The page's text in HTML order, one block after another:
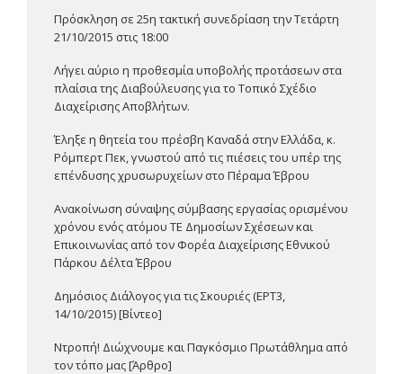
Πρόσκληση σε 25η τακτική συνεδρίαση την Τετάρτη
21/10/2015 στις 18:00
Λήγει αύριο η προθεσμία υποβολής προτάσεων στα
πλαίσια της Διαβούλευσης για το Τοπικό Σχέδιο
Διαχείρισης Αποβλήτων.
Έληξε η θητεία του πρέσβη Καναδά στην Ελλάδα, κ.
Ρόμπερτ Πεκ, γνωστού από τις πιέσεις του υπέρ της
επένδυσης χρυσωρυχείων στο Πέραμα Έβρου
Ανακοίνωση σύναψης σύμβασης εργασίας ορισμένου
χρόνου ενός ατόμου ΤΕ Δημοσίων Σχέσεων και
Επικοινωνίας από τον Φορέα Διαχείρισης Εθνικού
Πάρκου Δέλτα Έβρου
Δημόσιος Διάλογος για τις Σκουριές (ΕΡΤ3,
14/10/2015) [Βίντεο]
Ντροπή! Διώχνουμε και Παγκόσμιο Πρωτάθλημα από
τον τόπο μας [Άρθρο]